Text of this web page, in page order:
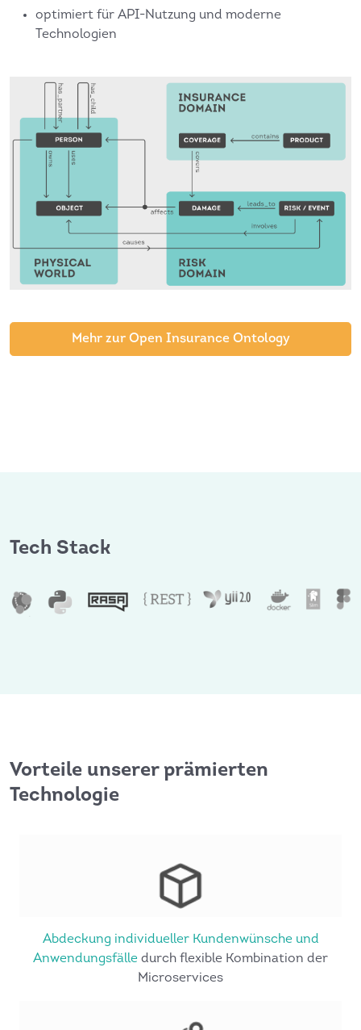
optimiert für API-Nutzung und moderne
Technologien
Mehr zur Open Insurance Ontology
Tech Stack
Vorteile unserer prämierten
Technologie
Abdeckung individueller Kunden­wünsche und
Anwendungs­fälle durch flexible Kombination der
Microservices